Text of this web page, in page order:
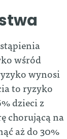
wśród
wynosi
to ryzyko
dzieci z
chorującą na
aż do 30%